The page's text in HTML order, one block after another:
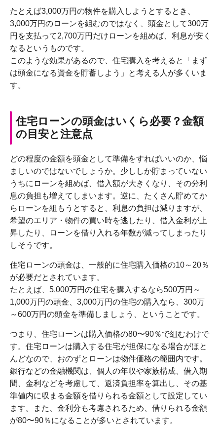
たとえば3,000万円の物件を購入しようとするとき、
3,000万円のローンを組むのではなく、頭金として300万
円を支払って2,700万円だけローンを組めば、利息が安く
なるというものです。
このような効果があるので、住宅購入を考えると「まず
は頭金になる資金を貯蓄しよう」と考える人が多くいま
す。
住宅ローンの頭金はいくら必要？金額
の目安と注意点
どの程度の金額を頭金として準備をすればいいのか、悩
ましいのではないでしょうか。少ししか貯まっていない
うちにローンを組めば、借入額が大きくなり、その分利
息の負担も増えてしまいます。逆に、たくさん貯めてか
らローンを組もうとすると、利息の負担は減りますが、
希望のエリア・物件の買い時を逃したり、借入金利が上
昇したり、ローンを借り入れる年数が減ってしまったり
しそうです。
住宅ローンの頭金は、一般的に住宅購入価格の10～20％
が必要だとされています。
たとえば、5,000万円の住宅を購入するなら500万円～
1,000万円の頭金、3,000万円の住宅の購入なら、300万
～600万円の頭金を準備しましょう、ということです。
つまり、住宅ローンは購入価格の80〜90％で組むわけで
す。住宅ローンは購入する住宅が担保になる場合がほと
んどなので、おのずとローンは物件価格の範囲内です。
銀行などの金融機関は、個人の年収や家族構成、借入期
間、金利などを考慮して、返済負担率を算出し、その基
準値内に収まる金額を借りられる金額として設定してい
ます。また、金利分も考慮されるため、借りられる金額
が80〜90％になることが多いとされています。